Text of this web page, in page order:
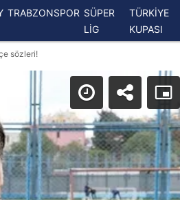
TRABZONSPOR SÜPER
LİG
TÜRKİYE
KUPASI
sözleri!